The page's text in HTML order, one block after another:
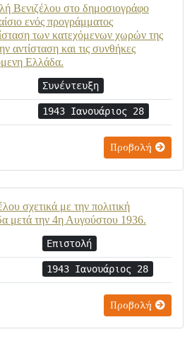
Βενιζέλου στο δημοσιογράφο
ενός προγράμματος
των κατεχόμενων χωρών της
αντίσταση και τις συνθήκες
Ελλάδα.
Συνέντευξη
1943 Ιανουάριος 28
Προβολή
σχετικά με την πολιτική
μετά την 4η Αυγούστου 1936.
Επιστολή
1943 Ιανουάριος 28
Προβολή